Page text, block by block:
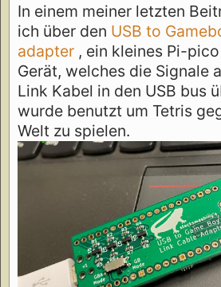
In einem meiner letzten
ich über den USB to
adapter , ein kleines Pi-
Gerät, welches die Signale
Link Kabel in den USB bus
wurde benutzt um Tetris
Welt zu spielen.